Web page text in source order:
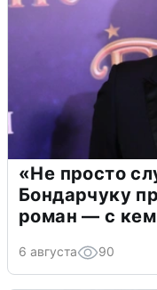
«Не просто
Бондарчуку
роман — с кем
6 августа 90